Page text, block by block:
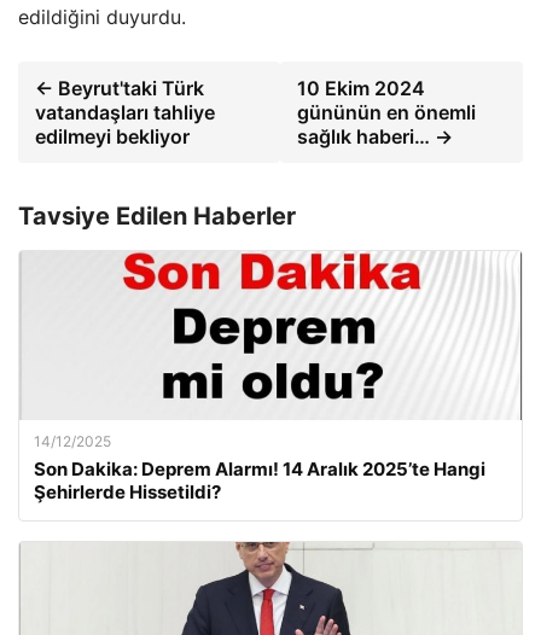
edildiğini duyurdu.
← Beyrut'taki Türk
vatandaşları tahliye
edilmeyi bekliyor
10 Ekim 2024
gününün en önemli
sağlık haberi… →
Tavsiye Edilen Haberler
14/12/2025
Son Dakika: Deprem Alarmı! 14 Aralık 2025’te Hangi
Şehirlerde Hissetildi?